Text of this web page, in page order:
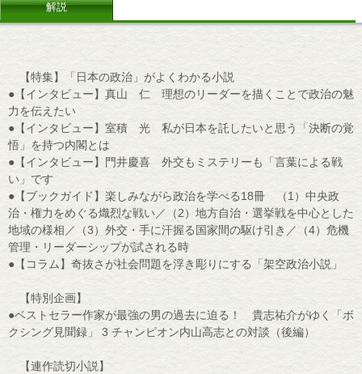
解説
【特集】「日本の政治」がよくわかる小説
●【インタビュー】真山 仁 理想のリーダーを描くことで政治の魅
力を伝えたい
●【インタビュー】室積 光 私が日本を託したいと思う「決断の覚
悟」を持つ内閣とは
●【インタビュー】門井慶喜 外交もミステリーも「言葉による戦
い」です
●【ブックガイド】楽しみながら政治を学べる18冊 （1）中央政
治・権力をめぐる熾烈な戦い／（2）地方自治・選挙戦を中心とした
地域の様相／（3）外交・手に汗握る国家間の駆け引き／（4）危機
管理・リーダーシップが試される時
●【コラム】奇抜さが社会問題を浮き彫りにする「架空政治小説」
【特別企画】
●ベストセラー作家が最強の男の過去に迫る！ 貴志祐介がゆく「ボ
クシング見聞録」 3 チャンピオン内山高志との対談（後編）
【連作読切小説】